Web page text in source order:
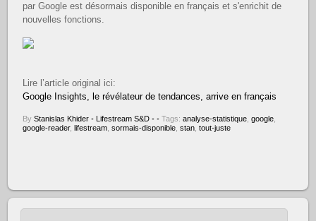
par Google est désormais disponible en français et s'enrichit de
nouvelles fonctions.
Lire l’article original ici:
Google Insights, le révélateur de tendances, arrive en français
ByStanislas Khider • Lifestream S&D • • Tags:analyse-statistique ,google
google-reader,lifestream ,sormais-disponible ,stan ,tout-juste